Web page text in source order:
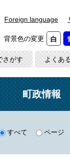
Foreign language
背景色の変更 白
さがす よくあ
町政情報
すべて ページ